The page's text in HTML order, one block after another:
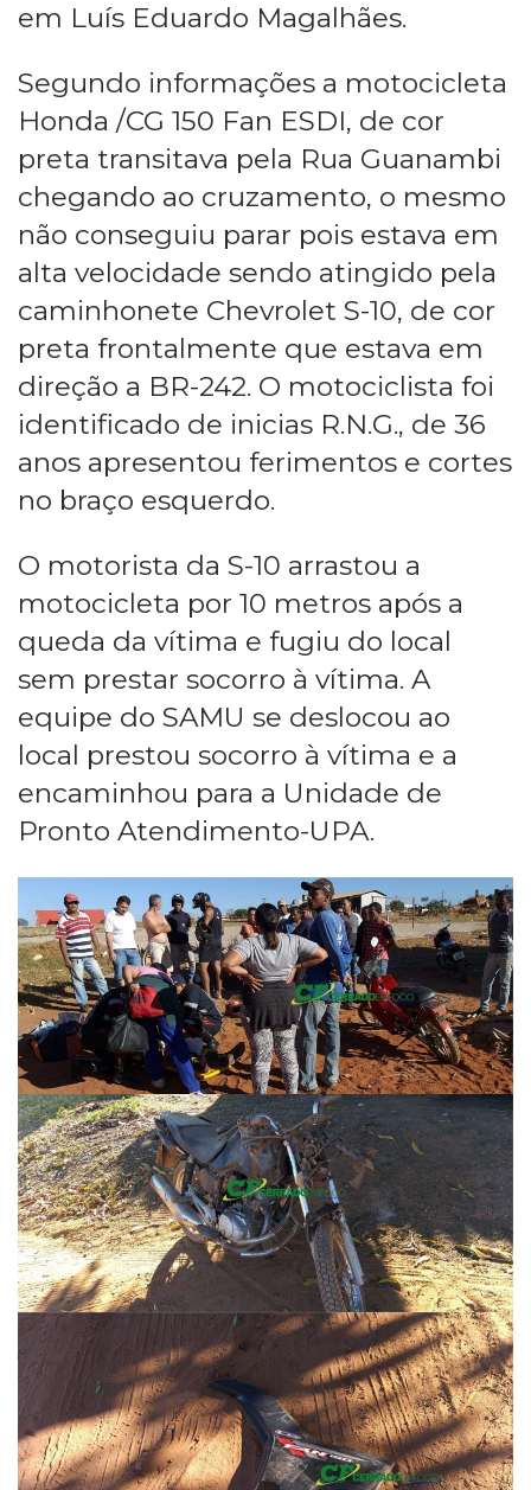
em Luís Eduardo Magalhães.
Segundo informações a motocicleta
Honda /CG 150 Fan ESDI, de cor
preta transitava pela Rua Guanambi
chegando ao cruzamento, o mesmo
não conseguiu parar pois estava em
alta velocidade sendo atingido pela
caminhonete Chevrolet S-10, de cor
preta frontalmente que estava em
direção a BR-242. O motociclista foi
identificado de inicias R.N.G., de 36
anos apresentou ferimentos e cortes
no braço esquerdo.
O motorista da S-10 arrastou a
motocicleta por 10 metros após a
queda da vítima e fugiu do local
sem prestar socorro à vítima. A
equipe do SAMU se deslocou ao
local prestou socorro à vítima e a
encaminhou para a Unidade de
Pronto Atendimento-UPA.